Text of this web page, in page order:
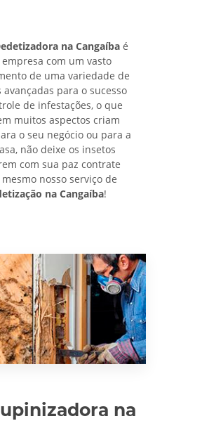
na Cangaíbaé
com um vasto
de uma variedade de
avançadas para o sucesso
de infestações, o que
muitos aspectos criam
o seu negócio ou para a
não deixe os insetos
com sua paz contrate
nosso serviço de
na Cangaíba!
na